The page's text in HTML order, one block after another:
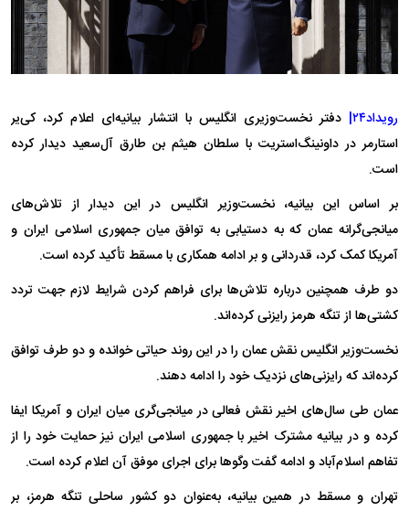
رویداد۲۴|
دفتر نخست‌وزیری انگلیس با انتشار بیانیه‌ای اعلام کرد، کی‌یر
استارمر در داونینگ‌استریت با سلطان هیثم بن طارق آل‌سعید دیدار کرده
است.
بر اساس این بیانیه، نخست‌وزیر انگلیس در این دیدار از تلاش‌های
میانجی‌گرانه عمان که به دستیابی به توافق میان جمهوری اسلامی ایران و
آمریکا کمک کرد، قدردانی و بر ادامه همکاری با مسقط تأکید کرده است.
دو طرف همچنین درباره تلاش‌ها برای فراهم کردن شرایط لازم جهت تردد
کشتی‌ها از تنگه هرمز رایزنی کرده‌اند.
نخست‌وزیر انگلیس نقش عمان را در این روند حیاتی خوانده و دو طرف توافق
کرده‌اند که رایزنی‌های نزدیک خود را ادامه دهند.
عمان طی سال‌های اخیر نقش فعالی در میانجی‌گری میان ایران و آمریکا ایفا
کرده و در بیانیه مشترک اخیر با جمهوری اسلامی ایران نیز حمایت خود را از
تفاهم اسلام‌آباد و ادامه گفت‌ وگوها برای اجرای موفق آن اعلام کرده است.
تهران و مسقط در همین بیانیه، به‌عنوان دو کشور ساحلی تنگه هرمز، بر